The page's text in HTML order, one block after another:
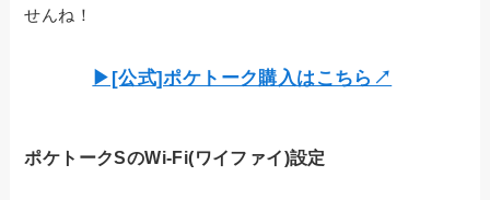
せんね！
▶︎[公式]ポケトーク購入はこちら↗︎
ポケトークSのWi-Fi(ワイファイ)設定